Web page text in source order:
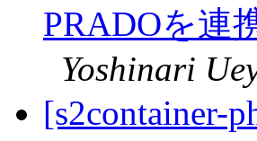
PRADOを連
Yoshinari
[s2container-